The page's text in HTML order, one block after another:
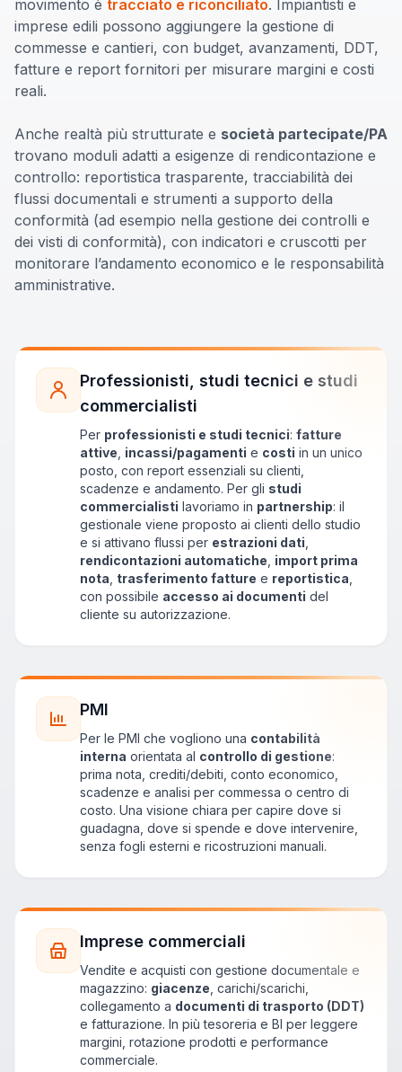
movimento è tracciato e riconciliato. Impiantisti e
imprese edili possono aggiungere la gestione di
commesse e cantieri, con budget, avanzamenti, DDT,
fatture e report fornitori per misurare margini e costi
reali.
Anche realtà più strutturate e società partecipate/PA
trovano moduli adatti a esigenze di rendicontazione e
controllo: reportistica trasparente, tracciabilità dei
flussi documentali e strumenti a supporto della
conformità (ad esempio nella gestione dei controlli e
dei visti di conformità), con indicatori e cruscotti per
monitorare l’andamento economico e le responsabilità
amministrative.
Professionisti, studi tecnici e studi
commercialisti
Per professionisti e studi tecnici: fatture
attive incassi/pagamenti e costi in un unico
posto, con report essenziali su clienti,
scadenze e andamento. Per gli studi
commercialisti lavoriamo in partnership: il
gestionale viene proposto ai clienti dello studio
e si attivano flussi per estrazioni dati
rendicontazioni automatiche import prima
nota trasferimento fatture e reportistica
con possibile accesso ai documenti del
cliente su autorizzazione.
PMI
Per le PMI che vogliono una contabilità
interna orientata al controllo di gestione:
prima nota, crediti/debiti, conto economico,
scadenze e analisi per commessa o centro di
costo. Una visione chiara per capire dove si
guadagna, dove si spende e dove intervenire,
senza fogli esterni e ricostruzioni manuali.
Imprese commerciali
Vendite e acquisti con gestione documentale e
magazzino: giacenze , carichi/scarichi,
collegamento a documenti di trasporto (DDT)
e fatturazione. In più tesoreria e BI per leggere
margini, rotazione prodotti e performance
commerciale.